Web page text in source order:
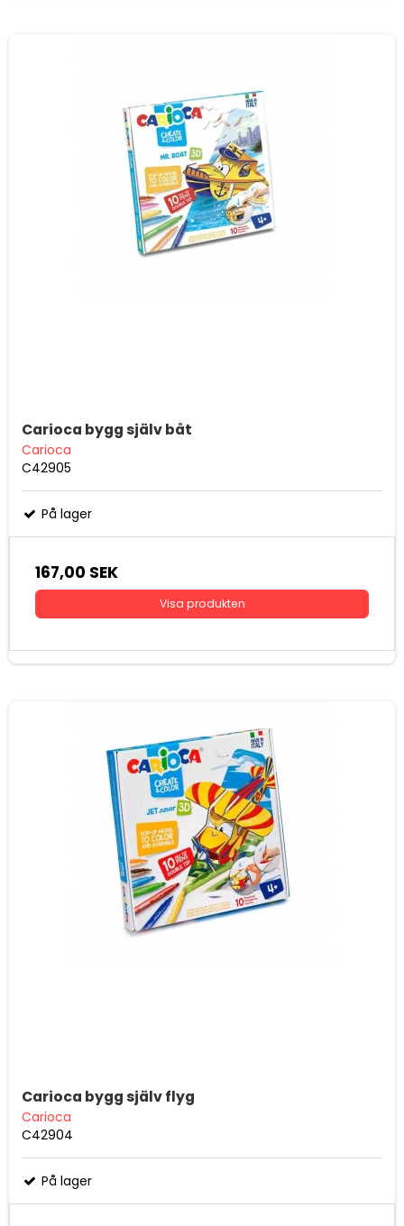
Carioca bygg själv båt
Carioca
C42905
På lager
167,00 SEK
Visa produkten
Carioca bygg själv flyg
Carioca
C42904
På lager